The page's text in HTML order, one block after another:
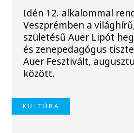
Idén 12. alkalommal
Veszprémben a
születésű Auer Lipót
és zenepedagógus
Auer Fesztivált,
között.
KULTÚRA